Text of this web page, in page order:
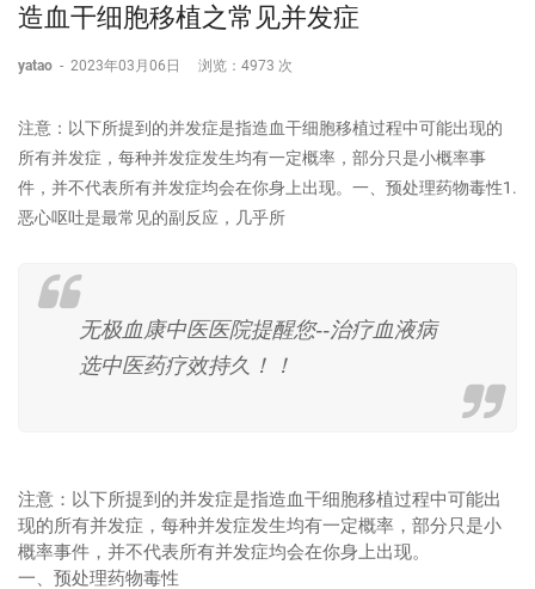
造血干细胞移植之常见并发症
yatao - 2023年03月06日 浏览： 4973 次
注意：以下所提到的并发症是指造血干细胞移植过程中可能出现的
所有并发症，每种并发症发生均有一定概率，部分只是小概率事
件，并不代表所有并发症均会在你身上出现。一、预处理药物毒性1.
恶心呕吐是最常见的副反应，几乎所
无极血康中医医院提醒您--治疗血液病
选中医药疗效持久！！
注意：以下所提到的并发症是指造血干细胞移植过程中可能出
现的所有并发症，每种并发症发生均有一定概率，部分只是小
概率事件，并不代表所有并发症均会在你身上出现。
一、预处理药物毒性